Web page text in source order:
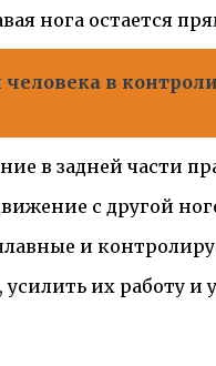
нога остается
в
в задней части
с другой
и
их работу и